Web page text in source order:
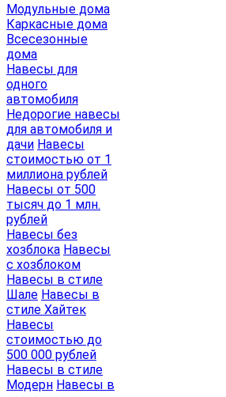
Модульные дома
Каркасные дома
Всесезонные
дома
Навесы для
одного
автомобиля
Недорогие навесы
для автомобиля и
дачи Навесы
стоимостью от 1
миллиона рублей
Навесы от 500
тысяч до 1 млн.
рублей
Навесы без
хозблока Навесы
с хозблоком
Навесы в стиле
Шале Навесы в
стиле Хайтек
Навесы
стоимостью до
500 000 рублей
Навесы в стиле
Модерн Навесы в